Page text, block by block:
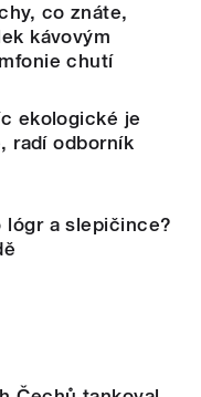
co znáte,
kávovým
chutí
ekologické je
radí odborník
lógr a slepičince?